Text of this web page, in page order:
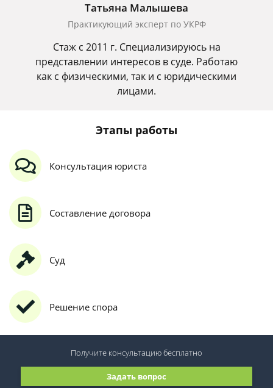
Татьяна Малышева
Практикующий эксперт по УКРФ
Стаж с 2011 г. Специализируюсь на
представлении интересов в суде. Работаю
как с физическими, так и с юридическими
лицами.
Этапы работы
Консультация юриста
Составление договора
Суд
Решение спора
Задать вопрос
Получите консультациюбесплатно